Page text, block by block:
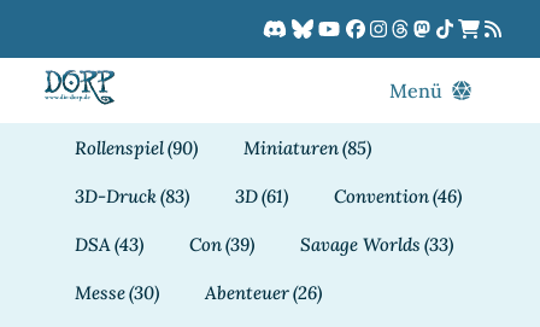
springen
Menü
Rollenspiel(90) Miniaturen(85)
3D-Druck(83) 3D(61) Convention(46)
DSA (43) Con(39) Savage Worlds (33)
Messe(30) Abenteuer(26)